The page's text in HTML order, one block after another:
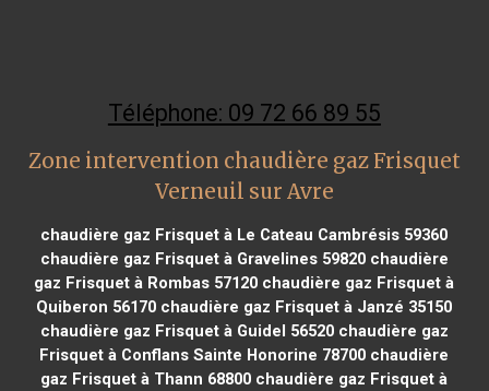
Téléphone: 09 72 66 89 55
Zone intervention chaudière gaz Frisquet
Verneuil sur Avre
chaudière gaz Frisquet à Le Cateau Cambrésis 59360
chaudière gaz Frisquet à Gravelines 59820chaudière
gaz Frisquet à Rombas 57120 chaudière gaz Frisquet à
Quiberon 56170 chaudière gaz Frisquet à Janzé 35150
chaudière gaz Frisquet à Guidel 56520chaudière gaz
Frisquet à Conflans Sainte Honorine 78700 chaudière
gaz Frisquet à Thann 68800 chaudière gaz Frisquet à